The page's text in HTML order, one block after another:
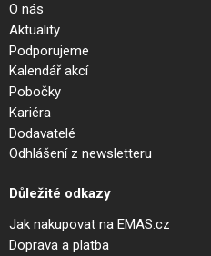
O nás
Aktuality
Podporujeme
Kalendář akcí
Pobočky
Kariéra
Dodavatelé
Odhlášení z newsletteru
Důležité odkazy
Jak nakupovat na EMAS.cz
Doprava a platba